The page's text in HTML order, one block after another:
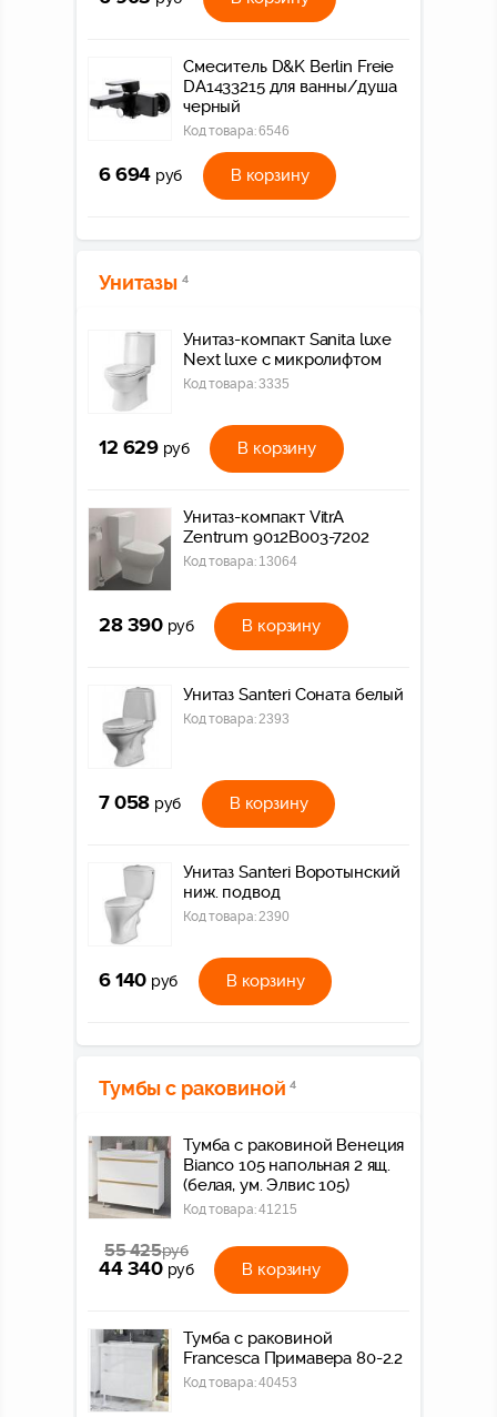
Смеситель D&K Berlin Freie
DA1433215 для ванны/душа
черный
Код товара:6546
6 694 руб В корзину
Унитазы 4
Унитаз-компакт Sanita luxe
Next luxe c микролифтом
Код товара:3335
12 629 руб В корзину
Унитаз-компакт VitrA
Zentrum 9012B003-7202
Код товара: 13064
28 390 руб В корзину
Унитаз Santeri Соната белый
Код товара: 2393
7 058 руб В корзину
Унитаз Santeri Воротынский
ниж. подвод
Код товара: 2390
6 140 руб В корзину
Тумбы с раковиной 4
Тумба с раковиной Венеция
Bianco 105 напольная 2 ящ.
(белая, ум. Элвис 105)
Код товара:41215
55 425руб
44 340 руб В корзину
Тумба с раковиной
Francesca Примавера 80-2.2
Код товара:40453